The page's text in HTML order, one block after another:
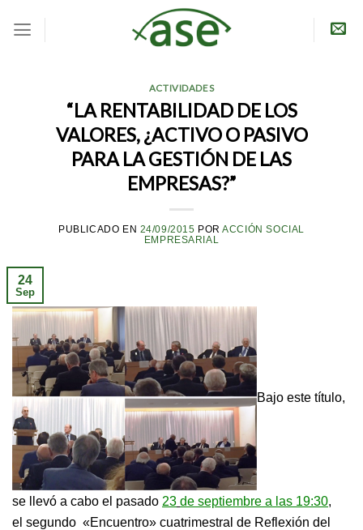
ACTIVIDADES
“LA RENTABILIDAD DE LOS
VALORES, ¿ACTIVO O PASIVO
PARA LA GESTIÓN DE LAS
EMPRESAS?”
PUBLICADO EN 24/09/2015 PORACCIÓN SOCIAL
EMPRESARIAL
24
Sep
Bajo este título,
se llevó a cabo el pasado 23 de septiembre a las 19:30,
el segundo «Encuentro» cuatrimestral de Reflexión del